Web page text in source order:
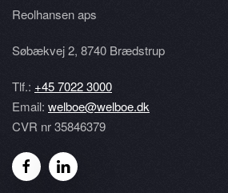
Reolhansen aps
Søbækvej 2, 8740 Brædstrup
Tlf.: +45 7022 3000
Email: welboe@welboe.dk
CVR nr 35846379